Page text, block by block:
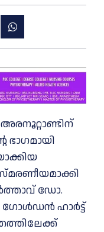
ഡോ.
ഗോൾഡൻ ഹാർട്ട്